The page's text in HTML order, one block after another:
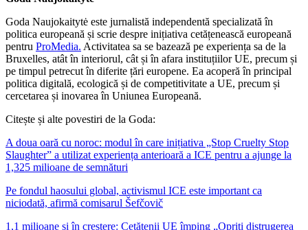
Goda Naujokaitytė este jurnalistă independentă specializată în
politica europeană și scrie despre inițiativa cetățenească europeană
pentru ProMedia. Activitatea sa se bazează pe experiența sa de la
Bruxelles, atât în interiorul, cât și în afara instituțiilor UE, precum și
pe timpul petrecut în diferite țări europene. Ea acoperă în principal
politica digitală, ecologică și de competitivitate a UE, precum și
cercetarea și inovarea în Uniunea Europeană.
Citește și alte povestiri de la Goda:
A doua oară cu noroc: modul în care inițiativa „Stop Cruelty Stop
Slaughter” a utilizat experiența anterioară a ICE pentru a ajunge la
1,325 milioane de semnături
Pe fondul haosului global, activismul ICE este important ca
niciodată, afirmă comisarul Šefčovič
1,1 milioane și în creștere: Cetățenii UE împing „Opriți distrugerea